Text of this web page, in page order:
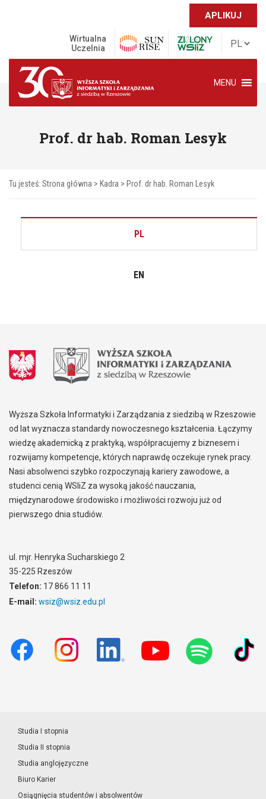
APLIKUJ
Wirtualna
Uczelnia
MENU
Prof. dr hab. Roman Lesyk
Tu jesteś: Strona główna > Kadra > Prof. dr hab. Roman Lesyk
PL
EN
Wyższa Szkoła Informatyki i Zarządzania z siedzibą w Rzeszowie
od lat wyznacza standardy nowoczesnego kształcenia. Łączymy
wiedzę akademicką z praktyką, współpracujemy z biznesem i
rozwijamy kompetencje, których naprawdę oczekuje rynek pracy.
Nasi absolwenci szybko rozpoczynają kariery zawodowe, a
studenci cenią WSIiZ za wysoką jakość nauczania,
międzynarodowe środowisko i możliwości rozwoju już od
pierwszego dnia studiów.
ul. mjr. Henryka Sucharskiego 2
35-225 Rzeszów
Telefon: 17 866 11 11
E-mail: wsiz@wsiz.edu.pl
Studia I stopnia
Studia II stopnia
Studia anglojęzyczne
Biuro Karier
Osiągnięcia studentów i absolwentów